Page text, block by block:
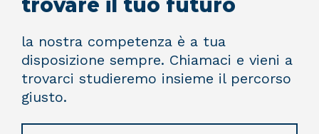
la nostra competenza è a tua
disposizione sempre. Chiamaci e vieni a
trovarci studieremo insieme il percorso
giusto.